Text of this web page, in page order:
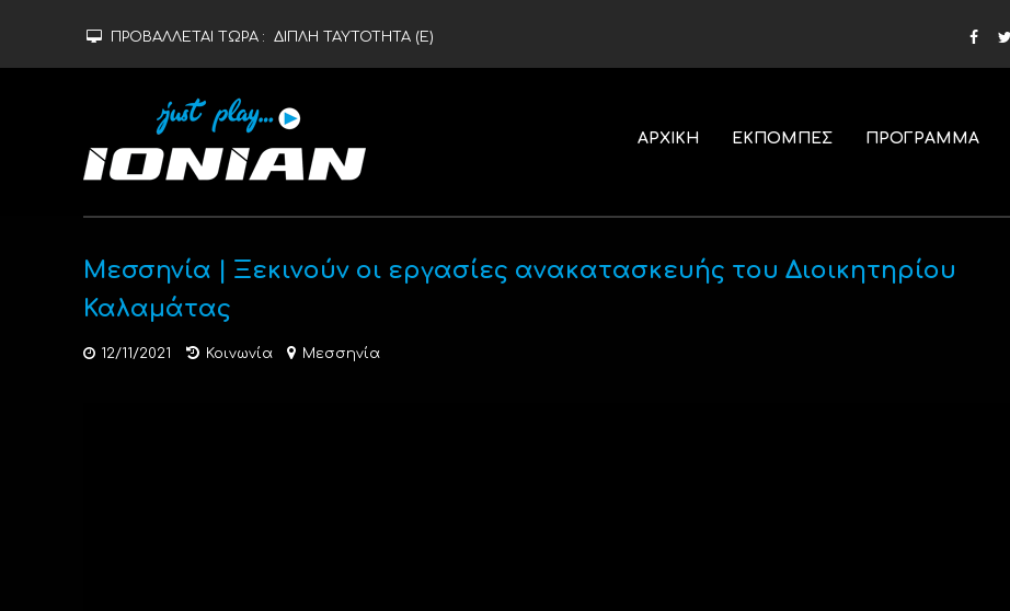
ΠΡΟΒΑΛΛΕΤΑΙ ΤΩΡΑ : ΔΙΠΛΗ ΤΑΥΤΟΤΗΤΑ (Ε)
ΑΡΧΙΚΗ ΕΚΠΟΜΠΕΣ ΠΡΟΓΡΑΜΜΑ
Μεσσηνία | Ξεκινούν οι εργασίες ανακατασκευής του Διοικητηρίου
Καλαμάτας
12/11/2021 Κοινωνία Μεσσηνία